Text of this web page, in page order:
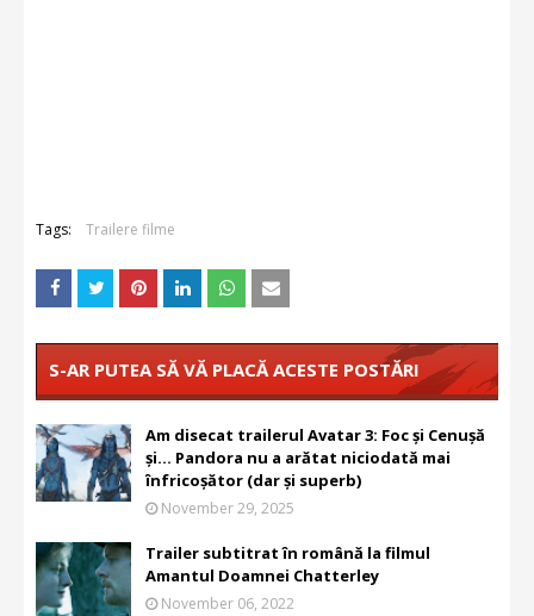
Tags: Trailere filme
S-AR PUTEA SĂ VĂ PLACĂ ACESTE POSTĂRI
Am disecat trailerul Avatar 3: Foc și Cenușă
și... Pandora nu a arătat niciodată mai
înfricoșător (dar și superb)
November 29, 2025
Trailer subtitrat în română la filmul
Amantul Doamnei Chatterley
November 06, 2022